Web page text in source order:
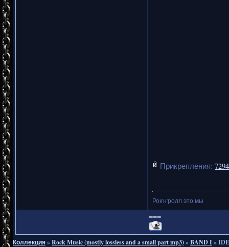
Прикрепления:
Рок'н'ролл это мы
===
Коллекция»Rock Music (mostly lossless and a small part mp3)»BAND I»